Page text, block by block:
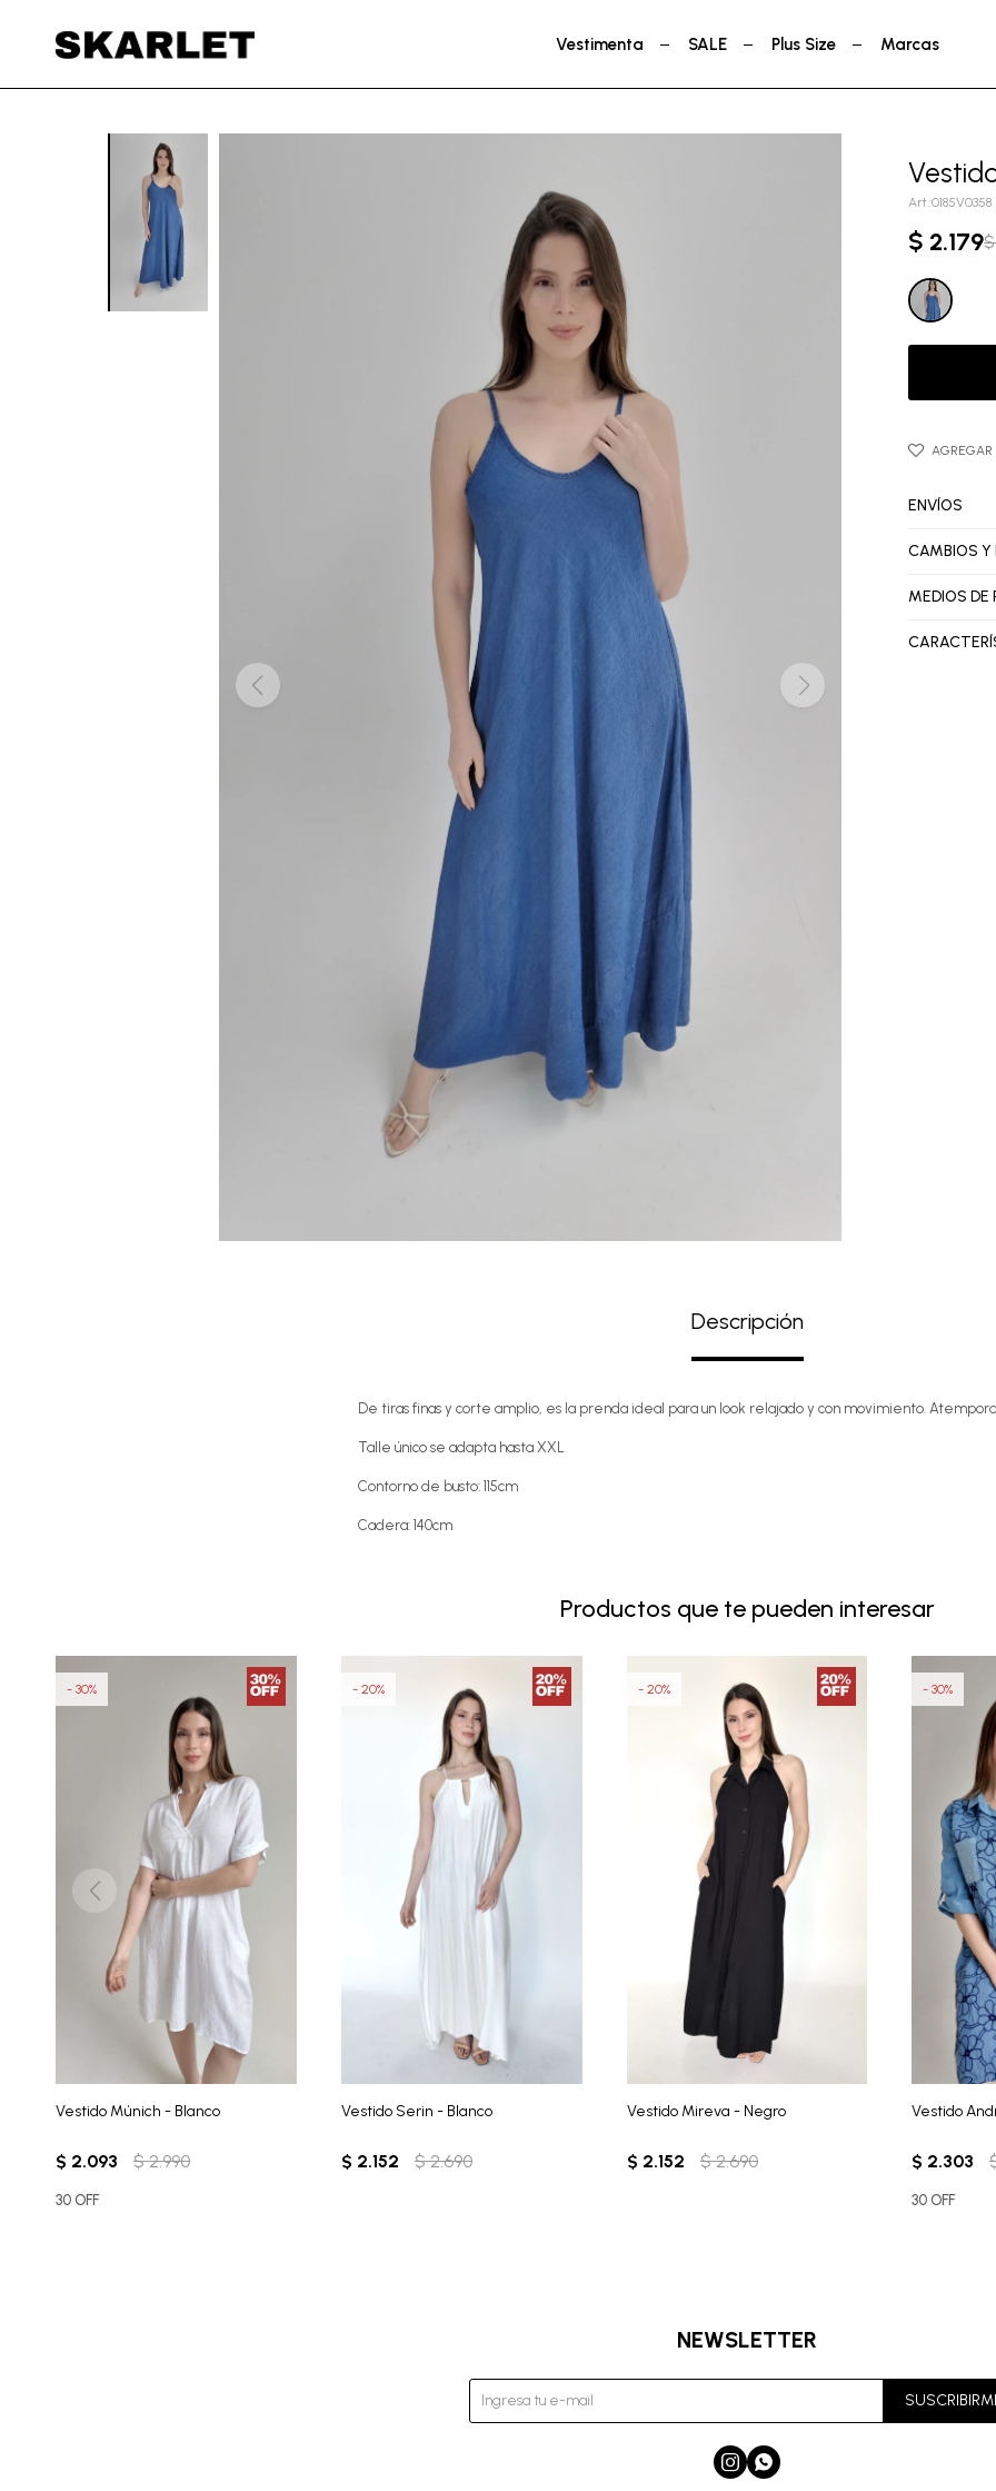
Vestimenta SALE Plus Size Marcas
0185V0358
$ 2.179$
ENVÍOS
CAMBIOS Y
MEDIOS DE
Descripción
De tiras finas y corte amplio, es la prenda ideal para un look relajado y con movimiento.
Talle único se adapta hasta XXL
Contorno de busto: 115cm
Cadera: 140cm
Productos que te pueden interesar
Vestido Múnich - Blanco
$ 2.093 $ 2.990
30
30 OFF
Vestido Serin - Blanco
$ 2.152 $ 2.690
20
Vestido Mireva - Negro
$ 2.152 $ 2.690
20
Vestido
$ 2.303
30
30 OFF
NEWSLETTER
 